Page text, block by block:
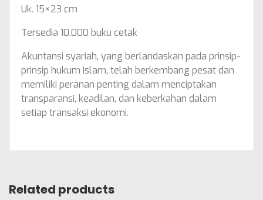
Uk. 15×23 cm
Tersedia 10.000 buku cetak
Akuntansi syariah, yang berlandaskan pada prinsip-
prinsip hukum Islam, telah berkembang pesat dan
memiliki peranan penting dalam menciptakan
transparansi, keadilan, dan keberkahan dalam
setiap transaksi ekonomi.
Related products